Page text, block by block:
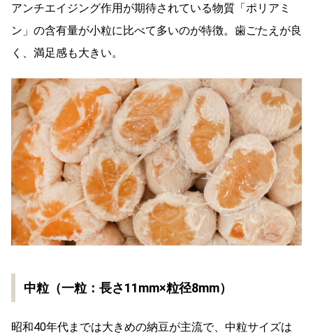
アンチエイジング作用が期待されている物質「ポリアミ
ン」の含有量が小粒に比べて多いのが特徴。歯ごたえが良
く、満足感も大きい。
中粒（一粒：長さ11mm×粒径8mm）
昭和40年代までは大きめの納豆が主流で、中粒サイズは